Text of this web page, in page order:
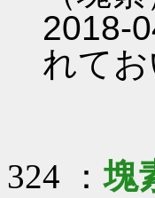
2018-
れて
324 ：塊